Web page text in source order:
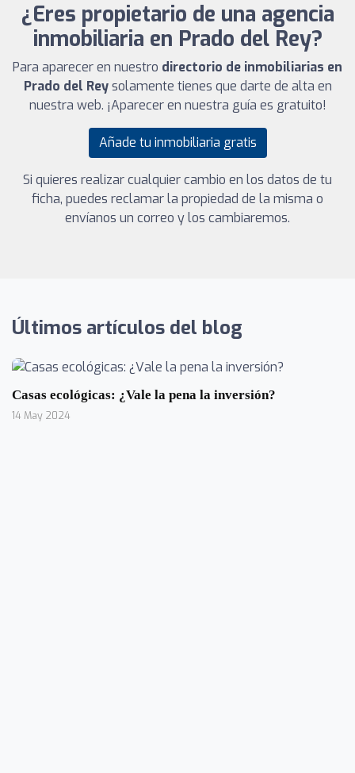
¿Eres propietario de una agencia
inmobiliaria en Prado del Rey?
Para aparecer en nuestro directorio de inmobiliarias en
Prado del Reysolamente tienes que darte de alta en
nuestra web. ¡Aparecer en nuestra guía es gratuito!
Añade tu inmobiliaria gratis
Si quieres realizar cualquier cambio en los datos de tu
ficha, puedes reclamar la propiedad de la misma o
envíanos un correo y los cambiaremos.
Últimos artículos del blog
Casas ecológicas: ¿Vale la pena la inversión?
14 May 2024